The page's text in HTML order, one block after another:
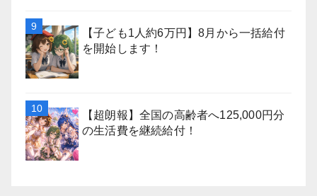
【子ども1人約6万円】8月から一括給付
を開始します！
【超朗報】全国の高齢者へ125,000円分
の生活費を継続給付！